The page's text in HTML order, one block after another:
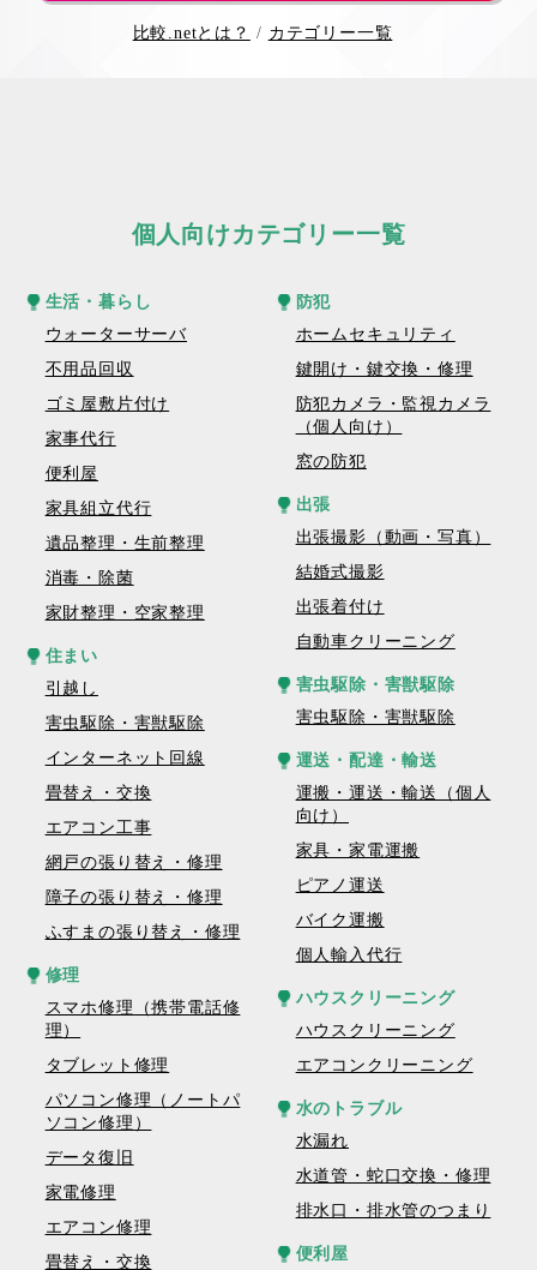
比較.netとは？ カテゴリー一覧
個人向けカテゴリー一覧
生活・暮らし
ウォーターサーバ
不用品回収
ゴミ屋敷片付け
家事代行
便利屋
家具組立代行
遺品整理・生前整理
消毒・除菌
家財整理・空家整理
住まい
引越し
害虫駆除・害獣駆除
インターネット回線
畳替え・交換
エアコン工事
網戸の張り替え・修理
障子の張り替え・修理
ふすまの張り替え・修理
修理
スマホ修理（携帯電話修
理）
タブレット修理
パソコン修理（ノートパ
ソコン修理）
データ復旧
家電修理
エアコン修理
畳替え・交換
防犯
ホームセキュリティ
鍵開け・鍵交換・修理
防犯カメラ・監視カメラ
（個人向け）
窓の防犯
出張
出張撮影（動画・写真）
結婚式撮影
出張着付け
自動車クリーニング
害虫駆除・害獣駆除
害虫駆除・害獣駆除
運送・配達・輸送
運搬・運送・輸送（個人
向け）
家具・家電運搬
ピアノ運送
バイク運搬
個人輸入代行
ハウスクリーニング
ハウスクリーニング
エアコンクリーニング
水のトラブル
水漏れ
水道管・蛇口交換・修理
排水口・排水管のつまり
便利屋